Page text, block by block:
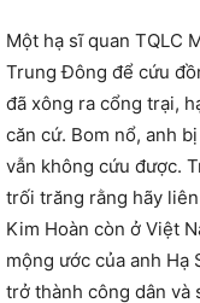
Một hạ sĩ quan TQLC
Trung Đông để cứu
đã xông ra cổng trại,
căn cứ. Bom nổ, anh
vẫn không cứu được.
trối trăng rằng hãy
Kim Hoàn còn ở Việt
mộng ước của anh Hạ
trở thành công dân và